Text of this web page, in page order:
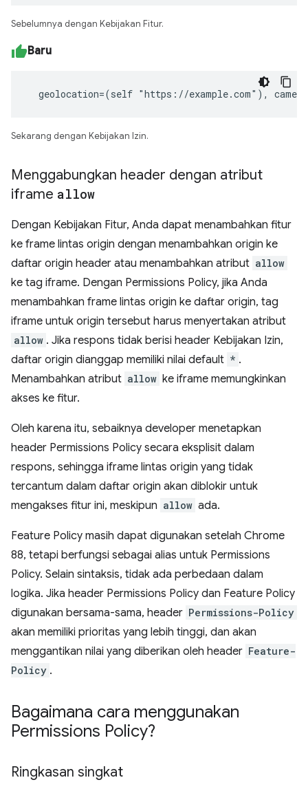
Sebelumnya dengan Kebijakan Fitur.
Baru
geolocation=(self "https://example.com"),
Sekarang dengan Kebijakan Izin.
Menggabungkan header dengan atribut
iframe allow
Dengan Kebijakan Fitur, Anda dapat menambahkan fitur
ke frame lintas origin dengan menambahkan origin ke
daftar origin header atau menambahkan atribut allow
ke tag iframe. Dengan Permissions Policy, jika Anda
menambahkan frame lintas origin ke daftar origin, tag
iframe untuk origin tersebut harus menyertakan atribut
allow . Jika respons tidak berisi header Kebijakan Izin,
daftar origin dianggap memiliki nilai default * .
Menambahkan atribut allow ke iframe memungkinkan
akses ke fitur.
Oleh karena itu, sebaiknya developer menetapkan
header Permissions Policy secara eksplisit dalam
respons, sehingga iframe lintas origin yang tidak
tercantum dalam daftar origin akan diblokir untuk
mengakses fitur ini, meskipun allow ada.
Feature Policy masih dapat digunakan setelah Chrome
88, tetapi berfungsi sebagai alias untuk Permissions
Policy. Selain sintaksis, tidak ada perbedaan dalam
logika. Jika header Permissions Policy dan Feature Policy
digunakan bersama-sama, header Permissions-Policy
akan memiliki prioritas yang lebih tinggi, dan akan
menggantikan nilai yang diberikan oleh header Feature-
Policy .
Bagaimana cara menggunakan
Permissions Policy?
Ringkasan singkat